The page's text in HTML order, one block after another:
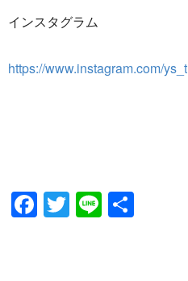
インスタグラム
https://www.instagram.com/
Facebook
Twitter
Line